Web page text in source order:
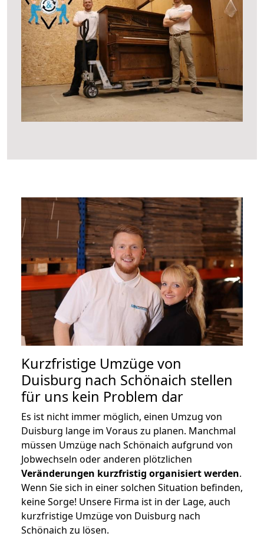
Kurzfristige Umzüge von
Duisburg nach Schönaich stellen
für uns kein Problem dar
Es ist nicht immer möglich, einen Umzug von
Duisburg lange im Voraus zu planen. Manchmal
müssen Umzüge nach Schönaich aufgrund von
Jobwechseln oder anderen plötzlichen
Veränderungen kurzfristig organisiert werden.
Wenn Sie sich in einer solchen Situation befinden,
keine Sorge! Unsere Firma ist in der Lage, auch
kurzfristige Umzüge von Duisburg nach
Schönaich zu lösen.